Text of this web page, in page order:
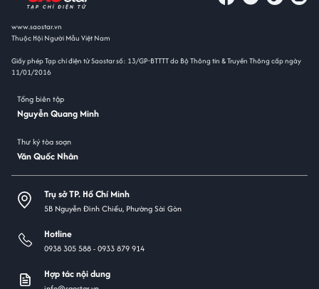
www.saostar.vn
Thuộc Hội Người Mẫu Việt Nam
Giấy phép Tạp chí điện tử Saostar số: 13/GP-BTTTT do Bộ Thông tin & Truyền Thông cấp ngày
11/01/2016
Tổng biên tập
Nguyễn Quang Minh
Thư ký tòa soạn
Văn Quốc Nhân
Trụ sở TP. Hồ Chí Minh
5B Nguyễn Đình Chiểu, Phường Sài Gòn
Hotline
0938 305 588 -0933 879 914
Hợp tác nội dung